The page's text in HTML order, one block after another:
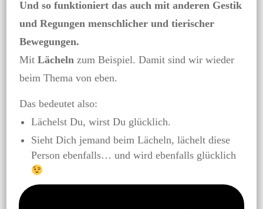
Und so funktioniert das auch mit anderen Gestik
und Regungen menschlicher und tierischer
Bewegungen.
MitLächeln zum Beispiel. Damit sind wir wieder
beim Thema von eben.
Das bedeutet also:
Lächelst Du, wirst Du glücklich.
Sieht Dich jemand beim Lächeln, lächelt diese
Person ebenfalls… und wird ebenfalls glücklich